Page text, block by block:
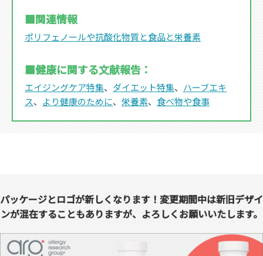
■関連情報
ポリフェノールや抗酸化物質と食品と栄養素
■健康に関する文献報告：
エイジングケア特集、 ダイエット特集、 ハーブエキ
ス、 より健康のために、 栄養素、 食べ物や食事
パッケージとロゴが新しくなります！変更期間中は新旧デザイ
ンが混在することもありますが、よろしくお願いいたします。